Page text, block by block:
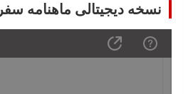
نسخه دیجیتالی ماهنامه سفر